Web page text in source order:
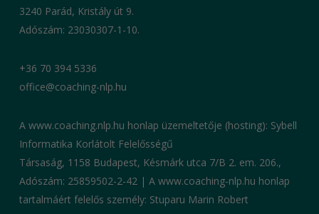
3240 Parád, Kristály út 9.
Adószám: 23030307-1-10.
+36 70 394 5336
office@coaching-nlp.hu
A www.coaching.nlp.hu honlap üzemeltetője (hosting): Sybell
Informatika Korlátolt Felelősségű
Társaság, 1158 Budapest, Késmárk utca 7/B 2. em. 206.,
Adószám: 25859502-2-42 | A www.coaching-nlp.hu honlap
tartalmáért felelős személy: Stuparu Marin Robert